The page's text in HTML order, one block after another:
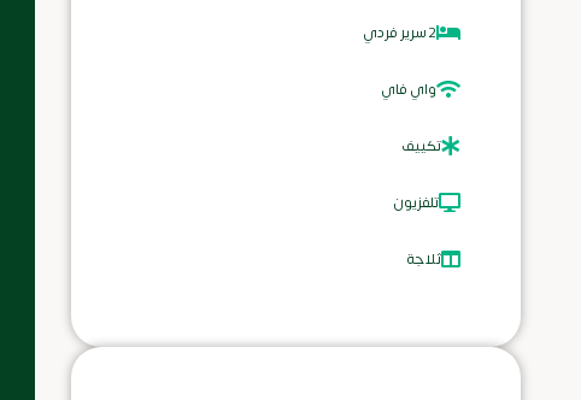
2 سرير فردي
واي فاي
تكييف
تلفزيون
ثلاجة